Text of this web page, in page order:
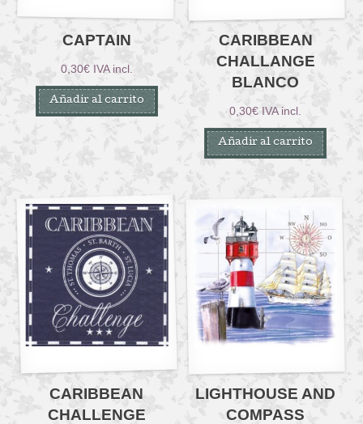
CAPTAIN
0,30€ IVA incl.
Añadir al carrito
CARIBBEAN
CHALLANGE
BLANCO
0,30€ IVA incl.
Añadir al carrito
CARIBBEAN
CHALLENGE
LIGHTHOUSE AND
COMPASS